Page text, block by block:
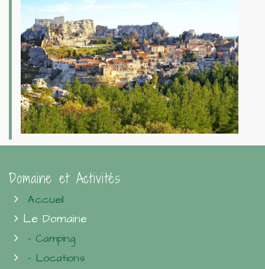
Domaine et Activités
Accueil
Le Domaine
- Camping
- Locations